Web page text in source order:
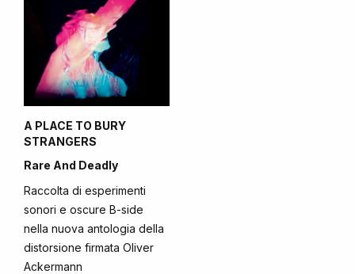
A PLACE TO BURY
STRANGERS
Rare And Deadly
Raccolta di esperimenti
sonori e oscure B-side
nella nuova antologia della
distorsione firmata Oliver
Ackermann